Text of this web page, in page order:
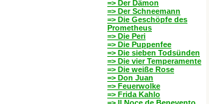
=> Der Dämon
=> Der Schneemann
=> Die Geschöpfe des
Prometheus
=> Die Peri
=> Die Puppenfee
=> Die sieben Todsünden
=> Die vier Temperamente
=> Die weiße Rose
=> Don Juan
=> Feuerwolke
=> Frida Kahlo